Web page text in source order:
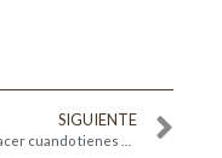
SIGUIENTE